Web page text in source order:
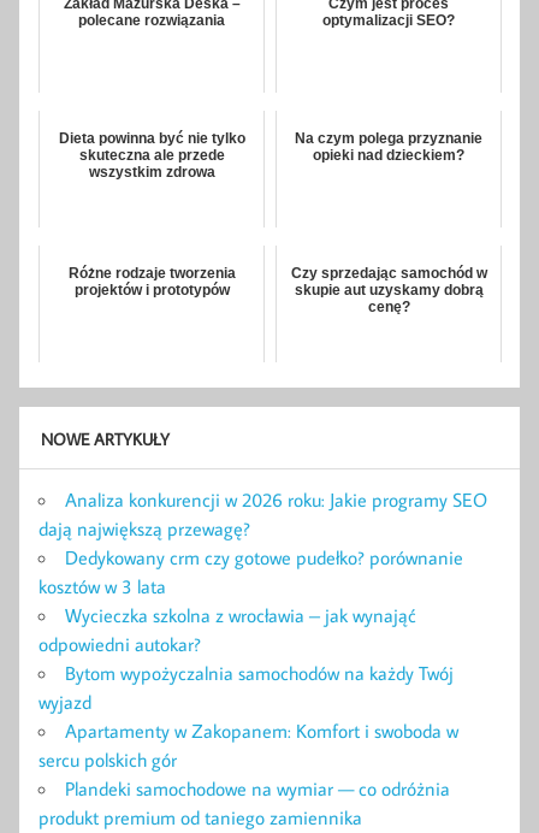
Zakład Mazurska Deska –
polecane rozwiązania
Czym jest proces
optymalizacji SEO?
Dieta powinna być nie tylko
skuteczna ale przede
wszystkim zdrowa
Na czym polega przyznanie
opieki nad dzieckiem?
Różne rodzaje tworzenia
projektów i prototypów
Czy sprzedając samochód w
skupie aut uzyskamy dobrą
cenę?
NOWE ARTYKUŁY
Analiza konkurencji w 2026 roku: Jakie programy SEO
dają największą przewagę?
Dedykowany crm czy gotowe pudełko? porównanie
kosztów w 3 lata
Wycieczka szkolna z wrocławia – jak wynająć
odpowiedni autokar?
Bytom wypożyczalnia samochodów na każdy Twój
wyjazd
Apartamenty w Zakopanem: Komfort i swoboda w
sercu polskich gór
Plandeki samochodowe na wymiar — co odróżnia
produkt premium od taniego zamiennika